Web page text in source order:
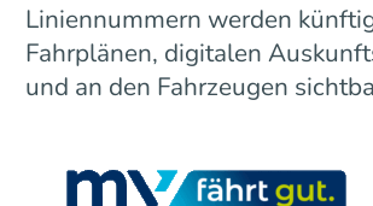
Liniennummern werden
Fahrplänen, digitalen
und an den Fahrzeugen